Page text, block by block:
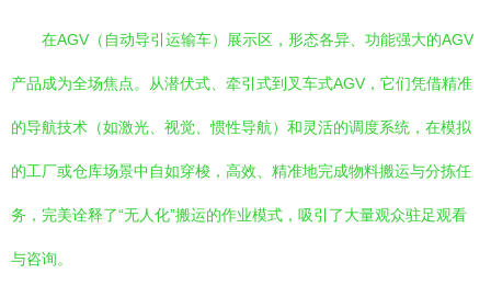
在AGV（自动导引运输车）展示区，形态各异、功能强大的AGV
产品成为全场焦点。从潜伏式、牵引式到叉车式AGV，它们凭借精准
的导航技术（如激光、视觉、惯性导航）和灵活的调度系统，在模拟
的工厂或仓库场景中自如穿梭，高效、精准地完成物料搬运与分拣任
务，完美诠释了“无人化”搬运的作业模式，吸引了大量观众驻足观看
与咨询。